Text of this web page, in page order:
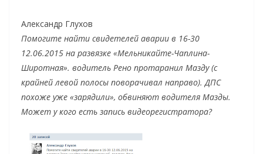
Александр Глухов
Помогите найти свидетелей аварии в 16-30
12.06.2015 на развязке «Мельникайте-Чаплина-
Широтная». водитель Рено протаранил Мазду (с
крайней левой полосы поворачивал направо). ДПС
похоже уже «зарядили», обвиняют водителя Мазды.
Может у кого есть запись видеорегистратора?